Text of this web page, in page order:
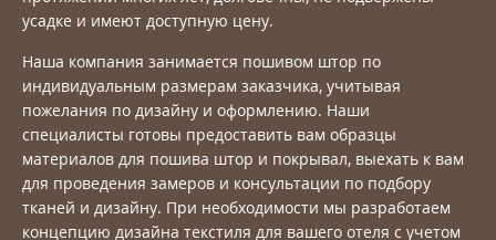
усадке и имеют доступную цену.
Наша компания занимается пошивом штор по
индивидуальным размерам заказчика, учитывая
пожелания по дизайну и оформлению. Наши
специалисты готовы предоставить вам образцы
материалов для пошива штор и покрывал, выехать к вам
для проведения замеров и консультации по подбору
тканей и дизайну. При необходимости мы разработаем
концепцию дизайна текстиля для вашего отеля с учетом